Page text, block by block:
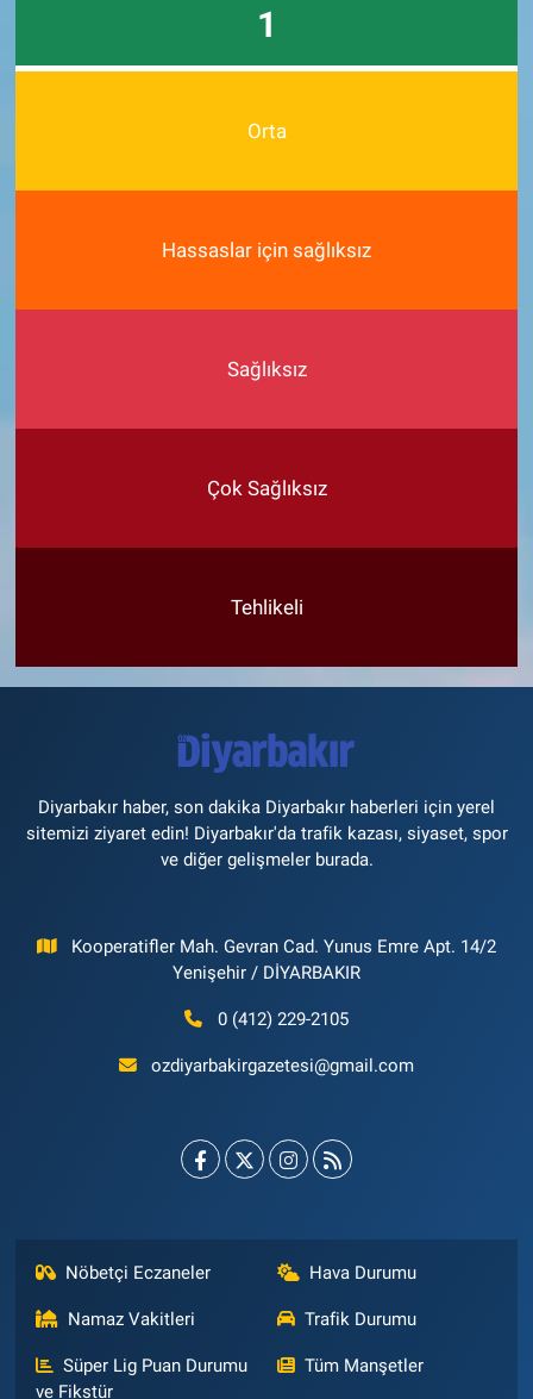
1
Orta
Hassaslar için sağlıksız
Sağlıksız
Çok Sağlıksız
Tehlikeli
Diyarbakır haber, son dakika Diyarbakır haberleri için yerel
sitemizi ziyaret edin! Diyarbakır'da trafik kazası, siyaset, spor
ve diğer gelişmeler burada.
Kooperatifler Mah. Gevran Cad. Yunus Emre Apt. 14/2
Yenişehir / DİYARBAKIR
0 (412) 229-2105
ozdiyarbakirgazetesi@gmail.com
Nöbetçi Eczaneler Hava Durumu
Namaz Vakitleri Trafik Durumu
Süper Lig Puan Durumu
ve Fikstür
Tüm Manşetler